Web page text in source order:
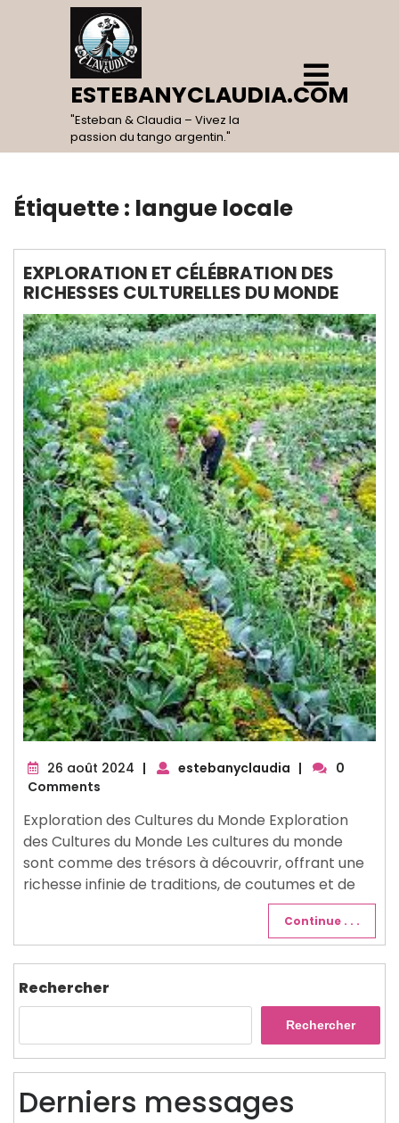
ESTEBANYCLAUDIA.COM
"Esteban & Claudia – Vivez la
passion du tango argentin."
Open
Menu
Étiquette : langue locale
EXPLORATION ET CÉLÉBRATION DES
RICHESSES CULTURELLES DU MONDE
26 août 2024 26
| estebanyclaudia |
0
Comments
Exploration des Cultures du Monde Exploration
des Cultures du Monde Les cultures du monde
sont comme des trésors à découvrir, offrant une
richesse infinie de traditions, de coutumes et de
Continue . . .
Rechercher
Rechercher
Derniers messages